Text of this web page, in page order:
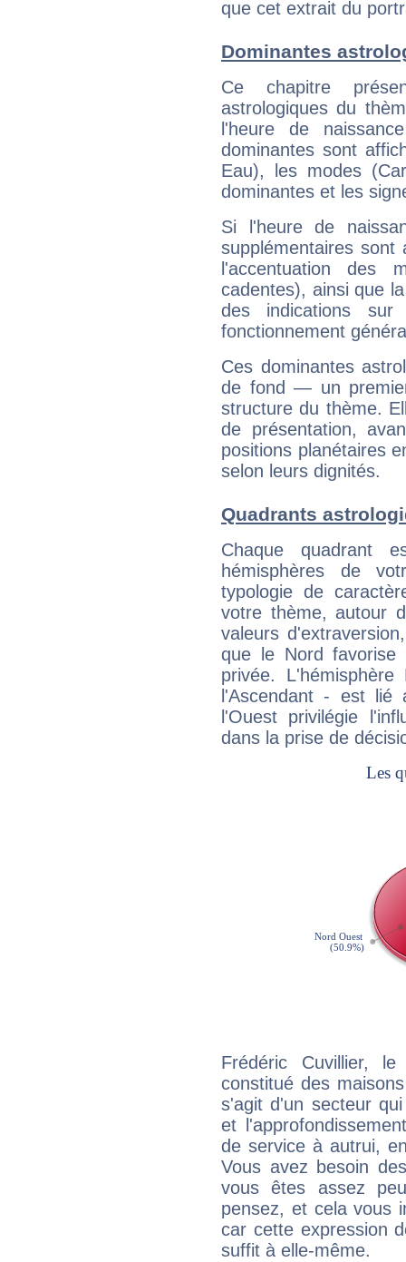
que cet extrait du
Dominantes
Ce chapitre
astrologiques du
l'heure de
dominantes sont
Eau), les modes
dominantes et les
Si l'heure de
supplémentaires sont
l'accentuation des
cadentes), ainsi que
des indications sur
fonctionnement
Ces dominantes
de fond — un
structure du thème.
de présentation,
positions planétaires
selon leurs dignités.
Quadrants
Chaque quadrant
hémisphères de
typologie de
votre thème, autour
valeurs
que le Nord favorise
privée.
l'Ascendant - est
l'Ouest privilégie
dans la prise de
Frédéric Cuvillier,
constitué des
s'agit d'un secteur
et
de service à autrui,
Vous avez besoin
vous êtes assez
pensez, et cela vous
car cette expression
suffit à elle-même.